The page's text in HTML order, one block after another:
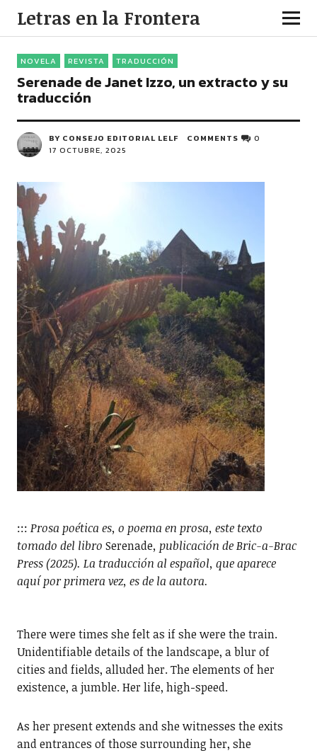
Letras en la Frontera
NOVELA REVISTA TRADUCCIÓN
Serenade de Janet Izzo, un extracto y su
traducción
BY CONSEJO EDITORIAL LELF
17 OCTUBRE, 2025
COMMENTS 0
::: Prosa poética es, o poema en prosa, este texto
tomado del libro Serenade, publicación de Bric-a-Brac
Press (2025). La traducción al español, que aparece
aquí por primera vez, es de la autora.
There were times she felt as if she were the train.
Unidentifiable details of the landscape, a blur of
cities and fields, alluded her. The elements of her
existence, a jumble. Her life, high-speed.
As her present extends and she witnesses the exits
and entrances of those surrounding her, she